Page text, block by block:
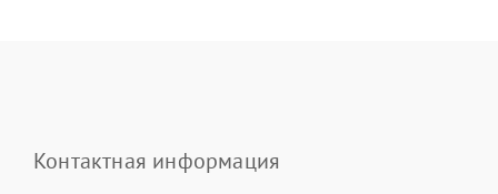
Контактная информация